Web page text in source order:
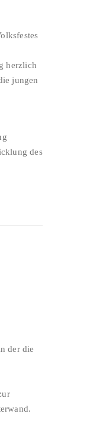
herzlich
jungen
des
der die